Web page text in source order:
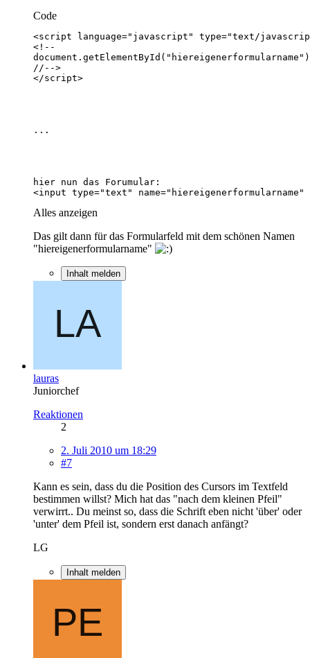
Code
<input type="text"
Alles anzeigen
Das gilt dann für das Formularfeld mit dem schönen Namen
"hiereigenerformularname"
Inhalt melden
lauras
Juniorchef
Reaktionen
2
2. Juli 2010 um 18:29
#7
Kann es sein, dass du die Position des Cursors im Textfeld
bestimmen willst? Mich hat das "nach dem kleinen Pfeil"
verwirrt.. Du meinst so, dass die Schrift eben nicht 'über' oder
'unter' dem Pfeil ist, sondern erst danach anfängt?
LG
Inhalt melden